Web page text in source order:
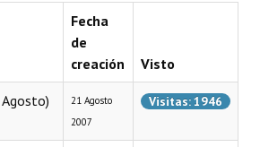
Fecha
de
creación
Visto
21 Agosto
2007
Visitas: 1946